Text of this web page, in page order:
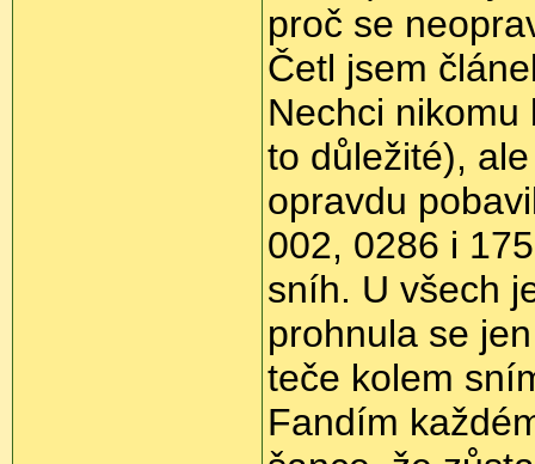
proč se
Četl jsem
Nechci
to důležité),
opravdu
002, 0286 i
sníh. U všech
prohnula se
teče kolem
Fandím